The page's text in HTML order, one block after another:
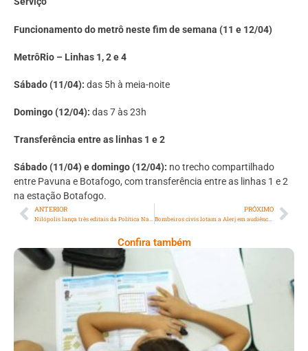
Funcionamento do metrô neste fim de semana (11 e 12/04)
MetrôRio – Linhas 1, 2 e 4
Sábado (11/04): das 5h à meia-noite
Domingo (12/04): das 7 às 23h
Transferência entre as linhas 1 e 2
Sábado (11/04) e domingo (12/04): no trecho compartilhado
entre Pavuna e Botafogo, com transferência entre as linhas 1 e 2
na estação Botafogo.
ANTERIOR
Nilópolis lança três editais da Política Nacional Aldir Blanc (PNAB) de Fomento à Cultura
PRÓXIMO
Bombeiros civis lotam a Alerj em audiência sobre segurança em grandes estabelecimentos
Confira também
Educação Começa A Recuperar Perdas